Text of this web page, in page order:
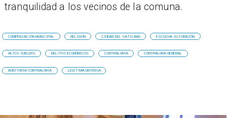
tranquilidad a los vecinos de la comuna.
COMPENSACIÓN MUNICIPAL RELIGIÓN CIUDAD DEL VATICANO ESCUCHA SU CORAZÓN
ALTOS SUELDOS DELITOS ECONÓMICOS CONTRALORIA CONTRALORA GENERAL
AUDITORÍA CONTRALORÍA LEGÍTIMA DEFENSA